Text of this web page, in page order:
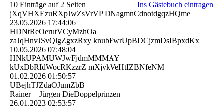
10 Einträge auf 2 Seiten
Ins Gästebuch eintragen
jXqVHXEzuRXpJwZsVrVP DNagmnCdnotdgqzHQme
23.05.2026 17:44:06
HDNtReOerutVCyMzhOa
zaJqHnvJSvQlgZgxzRxy knubFwrUpBDCjzmDsIBpxdKx
10.05.2026 07:48:04
HNkUPAMUWJwFjdmMMMAY
kUxDbRIdWocRKzzrZ mXjvkVeHtIZBNfeNM
01.02.2026 01:50:57
UBejhTJZdaOJumZbB
Rainer + Jürgen DieDoppelprinzen
26.01.2023 02:53:57